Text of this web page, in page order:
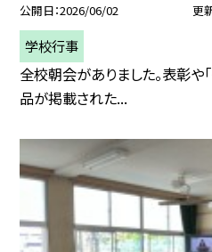
公開日 2026/06/02 更
学校行事
全校朝会がありました。表彰や
品が掲載された...